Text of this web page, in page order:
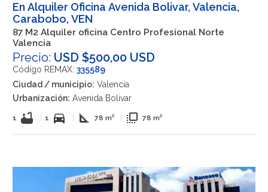
En Alquiler Oficina Avenida Bolivar, Valencia,
Carabobo, VEN
87 M2 Alquiler oficina Centro Profesional Norte
Valencia
Precio: USD $500,00 USD
Código REMAX: 335589
Ciudad / municipio: Valencia
Urbanización: Avenida Bolivar
1 bathtub 1 directions_car square_foot 78 m² flip_to_front 78 m²